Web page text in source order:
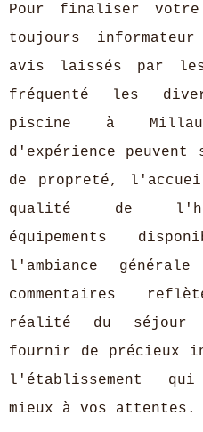
Pour finaliser
toujours
avis laissés par les
fréquenté les
piscine à
d'expérience
de propreté,
qualité de
équipements
l'ambiance
commentaires
réalité du séjour
fournir de précieux
l'établissement
mieux à vos attentes.